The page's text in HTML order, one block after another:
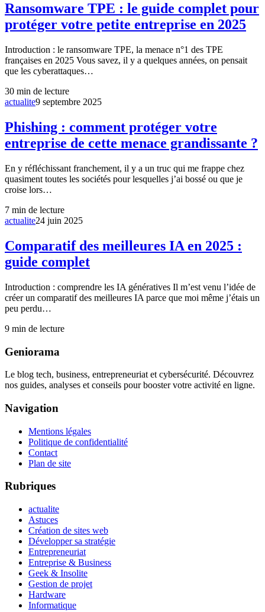
Ransomware TPE : le guide complet pour
protéger votre petite entreprise en 2025
Introduction : le ransomware TPE, la menace n°1 des TPE
françaises en 2025 Vous savez, il y a quelques années, on pensait
que les cyberattaques…
30 min de lecture
actualite9 septembre 2025
Phishing : comment protéger votre
entreprise de cette menace grandissante ?
En y réfléchissant franchement, il y a un truc qui me frappe chez
quasiment toutes les sociétés pour lesquelles j’ai bossé ou que je
croise lors…
7 min de lecture
actualite24 juin 2025
Comparatif des meilleures IA en 2025 :
guide complet
Introduction : comprendre les IA génératives Il m’est venu l’idée de
créer un comparatif des meilleures IA parce que moi même j’étais un
peu perdu…
9 min de lecture
Geniorama
Le blog tech, business, entrepreneuriat et cybersécurité. Découvrez
nos guides, analyses et conseils pour booster votre activité en ligne.
Navigation
Mentions légales
Politique de confidentialité
Contact
Plan de site
Rubriques
actualite
Astuces
Création de sites web
Développer sa stratégie
Entrepreneuriat
Entreprise & Business
Geek & Insolite
Gestion de projet
Hardware
Informatique